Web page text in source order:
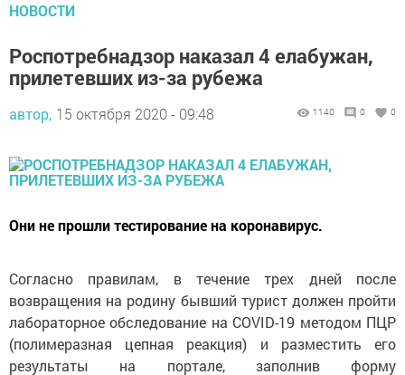
НОВОСТИ
Роспотребнадзор наказал 4 елабужан,
прилетевших из-за рубежа
автор, 15 октября 2020 - 09:48 1140 0 0
Они не прошли тестирование на коронавирус.
Согласно правилам, в течение трех дней после
возвращения на родину бывший турист должен пройти
лабораторное обследование на COVID-19 методом ПЦР
(полимеразная цепная реакция) и разместить его
результаты на портале, заполнив форму